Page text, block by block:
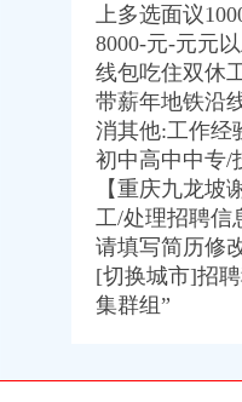
）
渝北 （工商注册）
公司 渝江 （工商注册）
其它|北京个人5000-6500
场】-天水赶集网
的批复
示_恩施州人民门
学_无忧考网
家张三_新浪博客
上多选面议
8000-元-元元
线包吃住双休
带薪年地铁沿
消其他:工作经
初中高中中专/
【重庆九龙坡
工/处理招聘信
请填写简历修
[切换城市]招
集群组”